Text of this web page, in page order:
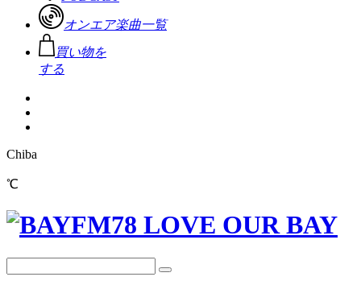
オンエア楽曲一覧
買い物を
する
Chiba
℃